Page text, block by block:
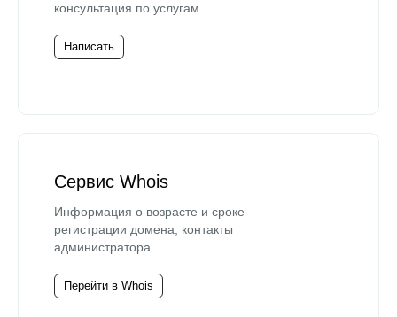
консультация по услугам.
Написать
Сервис Whois
Информация о возрасте и сроке
регистрации домена, контакты
администратора.
Перейти в Whois